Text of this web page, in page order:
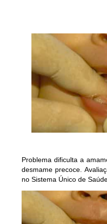
Problema dificulta a
desmame precoce.
no Sistema Único de